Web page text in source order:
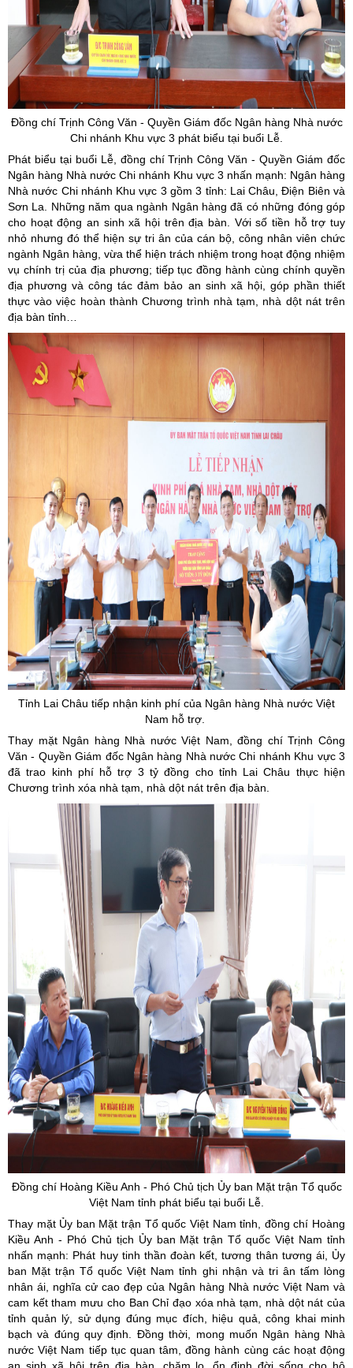
Đồng chí Trịnh Công Văn - Quyền Giám đốc Ngân hàng Nhà nước
Chi nhánh Khu vực 3 phát biểu tại buổi Lễ.
Phát biểu tại buổi Lễ, đồng chí Trịnh Công Văn - Quyền Giám đốc
Ngân hàng Nhà nước Chi nhánh Khu vực 3 nhấn mạnh: Ngân hàng
Nhà nước Chi nhánh Khu vực 3 gồm 3 tỉnh: Lai Châu, Điện Biên và
Sơn La. Những năm qua ngành Ngân hàng đã có những đóng góp
cho hoạt động an sinh xã hội trên địa bàn. Với số tiền hỗ trợ tuy
nhỏ nhưng đó thể hiện sự tri ân của cán bộ, công nhân viên chức
ngành Ngân hàng, vừa thể hiện trách nhiệm trong hoạt động nhiệm
vụ chính trị của địa phương; tiếp tục đồng hành cùng chính quyền
địa phương và công tác đảm bảo an sinh xã hội, góp phần thiết
thực vào việc hoàn thành Chương trình nhà tạm, nhà dột nát trên
địa bàn tỉnh…
Tỉnh Lai Châu tiếp nhận kinh phí của Ngân hàng Nhà nước Việt
Nam hỗ trợ.
Thay mặt Ngân hàng Nhà nước Việt Nam, đồng chí Trịnh Công
Văn - Quyền Giám đốc Ngân hàng Nhà nước Chi nhánh Khu vực 3
đã trao kinh phí hỗ trợ 3 tỷ đồng cho tỉnh Lai Châu thực hiện
Chương trình xóa nhà tạm, nhà dột nát trên địa bàn.
Đồng chí Hoàng Kiều Anh - Phó Chủ tịch Ủyban Mặt trận Tổ quốc
Việt Nam tỉnh phát biểu tại buổi Lễ.
Thay mặt Ủy ban Mặt trận Tổ quốc Việt Nam tỉnh, đồng chí Hoàng
Kiều Anh - Phó Chủ tịch Ủy ban Mặt trận Tổ quốc Việt Nam tỉnh
nhấn mạnh: Phát huy tinh thần đoàn kết, tương thân tương ái, Ủy
ban Mặt trận Tổ quốc Việt Nam tỉnh ghi nhận và tri ân tấm lòng
nhân ái, nghĩa cử cao đẹp của Ngân hàng Nhà nước Việt Nam và
cam kết tham mưu cho Ban Chỉ đạo xóa nhà tạm, nhà dột nát của
tỉnh quản lý, sử dụng đúng mục đích, hiệu quả, công khai minh
bạch và đúng quy định. Đồng thời, mong muốn Ngân hàng Nhà
nước Việt Nam tiếp tục quan tâm, đồng hành cùng các hoạt động